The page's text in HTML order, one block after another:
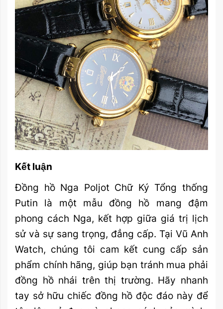
Kết luận
Đồng hồ Nga Poljot Chữ Ký Tổng thống
Putin là một mẫu đồng hồ mang đậm
phong cách Nga, kết hợp giữa giá trị lịch
sử và sự sang trọng, đẳng cấp. Tại Vũ Anh
Watch, chúng tôi cam kết cung cấp sản
phẩm chính hãng, giúp bạn tránh mua phải
đồng hồ nhái trên thị trường. Hãy nhanh
tay sở hữu chiếc đồng hồ độc đáo này để